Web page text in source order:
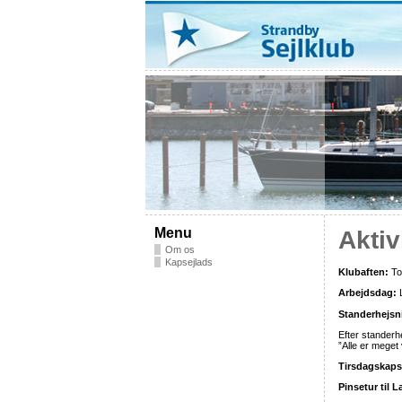
Menu
Om os
Kapsejlads
Klubaften:
Arbejdsdag:
Efter
”Alle er
Pinsetur til